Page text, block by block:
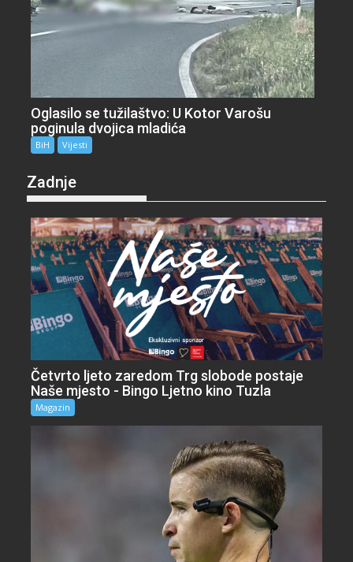
Oglasilo se tužilaštvo: U Kotor Varošu
poginula dvojica mladića
BiH Vijesti
Zadnje
Četvrto ljeto zaredom Trg slobode postaje
Naše mjesto - Bingo Ljetno kino Tuzla
Magazin